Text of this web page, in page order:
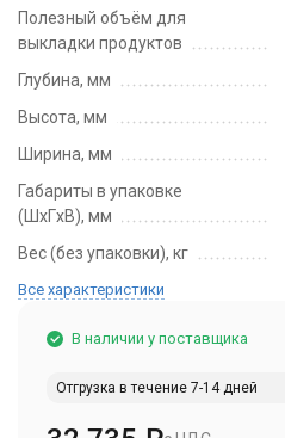
Полезный объём для
выкладки продуктов
Глубина, мм
Высота, мм
Ширина, мм
Габариты в упаковке
(ШxГxВ), мм
Вес (без упаковки), кг
Все характеристики
В наличии у поставщика
Отгрузка в течение 7-14 дней